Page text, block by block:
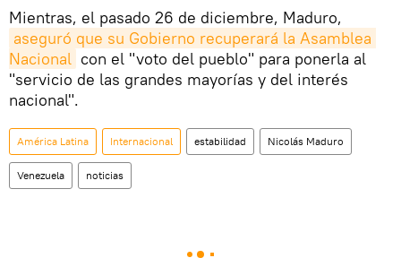
Mientras, el pasado 26 de diciembre, Maduro,
aseguró que su Gobierno recuperará la Asamblea
Nacional con el "voto del pueblo" para ponerla al
"servicio de las grandes mayorías y del interés
nacional".
América Latina Internacional estabilidad Nicolás Maduro
Venezuela noticias